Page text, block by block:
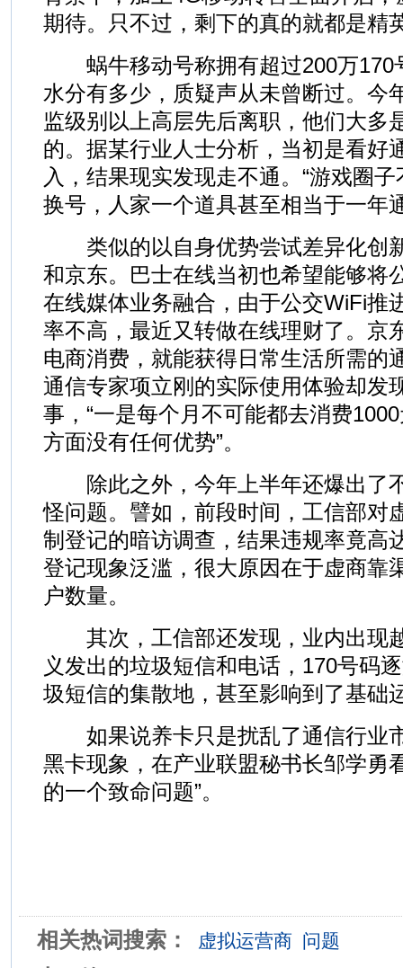
期待。只不过，剩下的真的就都是精
蜗牛移动号称拥有超过200万170
水分有多少，质疑声从未曾断过。今
监级别以上高层先后离职，他们大多
的。据某行业人士分析，当初是看好
入，结果现实发现走不通。“游戏圈
换号，人家一个道具甚至相当于一年
类似的以自身优势尝试差异化创
和京东。巴士在线当初也希望能够将
在线媒体业务融合，由于公交WiFi推
率不高，最近又转做在线理财了。京
电商消费，就能获得日常生活所需的
通信专家项立刚的实际使用体验却发
事，“一是每个月不可能都去消费
方面没有任何优势”。
除此之外，今年上半年还爆出了
怪问题。譬如，前段时间，工信部对
制登记的暗访调查，结果违规率竟高
登记现象泛滥，很大原因在于虚商靠
户数量。
其次，工信部还发现，业内出现
义发出的垃圾短信和电话，170号码
圾短信的集散地，甚至影响到了基础
如果说养卡只是扰乱了通信行业
黑卡现象，在产业联盟秘书长邹学勇
的一个致命问题”。
相关热词搜索： 虚拟运营商 问题